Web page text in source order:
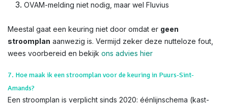
OVAM-melding niet nodig, maar wel Fluvius
Meestal gaat een keuring niet door omdat er geen
stroomplan aanwezig is. Vermijd zeker deze nutteloze fout,
wees voorbereid en bekijk ons advies hier
7. Hoe maak ik een stroomplan voor de keuring in Puurs-Sint-
Amands?
Een stroomplan is verplicht sinds 2020: éénlijnschema (kast-